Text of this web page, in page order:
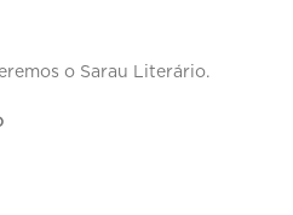
o Sarau Literário.